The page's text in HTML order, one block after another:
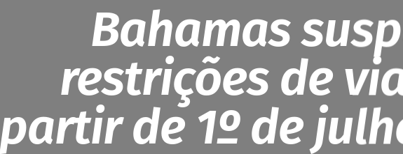
Bahamas
restrições de
partir de 1º de